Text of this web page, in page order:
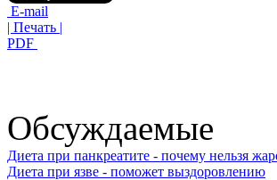
E-mail
| Печать |
PDF
Обсуждаемые
Диета при панкреатите - почему нельзя
Диета при язве - поможет выздоровлению